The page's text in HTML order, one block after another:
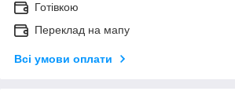
Готівкою
Переклад на мапу
Всі умови оплати